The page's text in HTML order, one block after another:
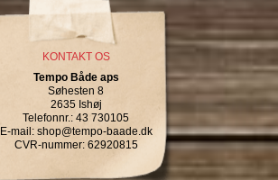
KONTAKT OS
Tempo Både aps
Søhesten 8
2635 Ishøj
Telefonnr. : 43 730105
E-mail: shop@tempo-baade.dk
CVR-nummer:62920815